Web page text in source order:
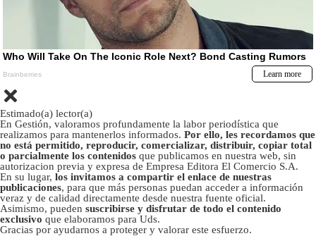
Estimado(a) lector(a)
En Gestión, valoramos profundamente la labor periodística que
realizamos para mantenerlos informados. Por ello, les recordamos que
no está permitido, reproducir, comercializar, distribuir, copiar total
o parcialmente los contenidos que publicamos en nuestra web, sin
autorizacion previa y expresa de Empresa Editora El Comercio S.A.
En su lugar, los invitamos a compartir el enlace de nuestras
publicaciones, para que más personas puedan acceder a información
veraz y de calidad directamente desde nuestra fuente oficial.
Asimismo, pueden suscribirse y disfrutar de todo el contenido
exclusivo que elaboramos para Uds.
Gracias por ayudarnos a proteger y valorar este esfuerzo.